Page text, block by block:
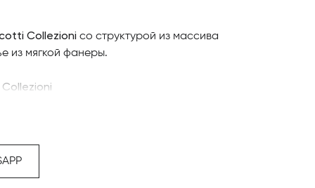
Collezioni со структурой из массива
из мягкой фанеры.
в Астанае компании Ceccotti Collezioni,
понравившиеся модели и оформляйте